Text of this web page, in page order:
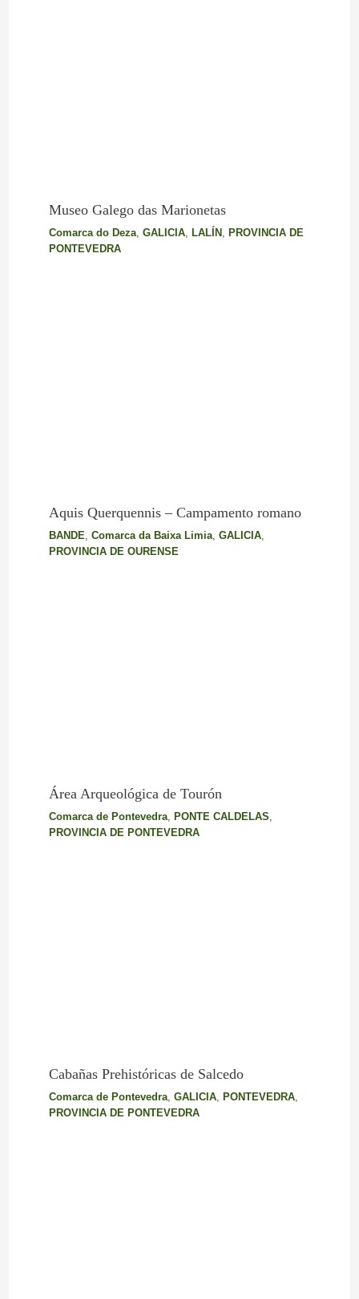
Museo Galego das Marionetas
Comarca do Deza, GALICIA, LALÍN , PROVINCIA DE
PONTEVEDRA
Aquis Querquennis – Campamento romano
BANDE, Comarca da Baixa Limia, GALICIA,
PROVINCIA DE OURENSE
Área Arqueológica de Tourón
Comarca de Pontevedra, PONTE CALDELAS
PROVINCIA DE PONTEVEDRA
Cabañas Prehistóricas de Salcedo
Comarca de Pontevedra, GALICIA, PONTEVEDRA,
PROVINCIA DE PONTEVEDRA